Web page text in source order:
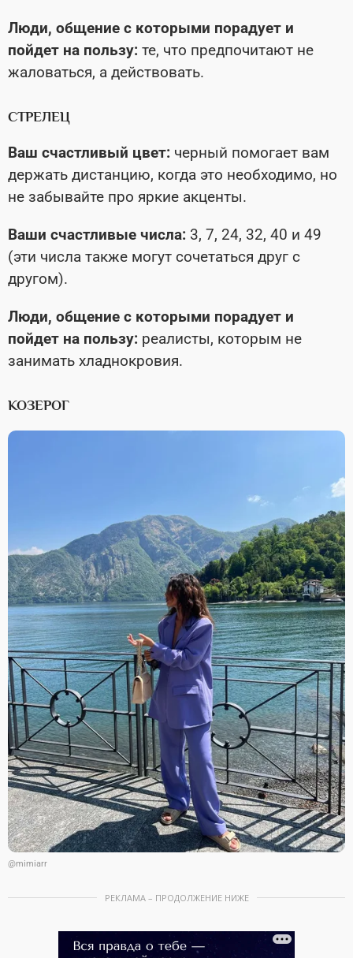
Люди, общение с которыми порадует и
пойдет на пользу: те, что предпочитают не
жаловаться, а действовать.
СТРЕЛЕЦ
Ваш счастливый цвет: черный помогает вам
держать дистанцию, когда это необходимо, но
не забывайте про яркие акценты.
Ваши счастливые числа: 3, 7, 24, 32, 40 и 49
(эти числа также могут сочетаться друг с
другом).
Люди, общение с которыми порадует и
пойдет на пользу: реалисты, которым не
занимать хладнокровия.
КОЗЕРОГ
@mimiarr
РЕКЛАМА – ПРОДОЛЖЕНИЕ НИЖЕ